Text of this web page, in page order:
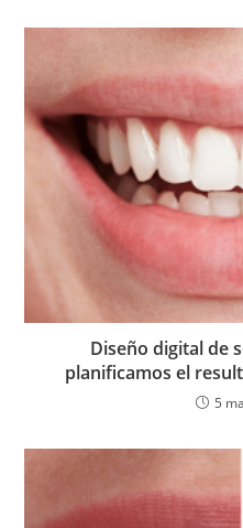
Diseño digital de
planificamos el
5